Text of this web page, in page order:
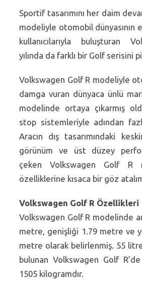
Sportif tasarımını her daim
modeliyle otomobil dünyasının
kullanıcılarıyla buluşturan
yılında da farklı bir Golf serisini
Volkswagen Golf R modeliyle
damga vuran dünyaca ünlü
modelinde ortaya çıkarmış
stop sistemleriyle adından
Aracın dış tasarımındaki
görünüm ve üst düzey
çeken Volkswagen Golf R
özelliklerine kısaca bir göz
Volkswagen Golf R Özellikleri
Volkswagen Golf R modelinde
metre, genişliği 1.79 metre ve
metre olarak belirlenmiş. 55
bulunan Volkswagen Golf R’de
1505 kilogramdır.